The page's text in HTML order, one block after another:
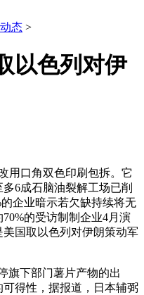
态 >
以色列对伊
口角双色印刷包拆。它
6成石脑油裂解工场已削
企业暗示若欠缺持续将无
的受访制制企业4月演
国取以色列对伊朗策动军
下部门薯片产物的出
得性，据报道，日本辅弼